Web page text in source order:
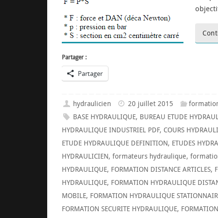
Partager :
Partager
hydraulicien 20 juillet 2015
BASE HYDRAULIQUE, BUREAU ETUDE
HYDRAULIQUE INDUSTRIEL PDF, COURS
ETUDE HYDRAULIQUE DEFINITION, ETUDES
HYDRAULICIEN, formateurs hydraulique,
HYDRAULIQUE, FORMATION DISTANCE ARTICLES,
HYDRAULIQUE, FORMATION HYDRAULIQUE
MOBILE, FORMATION HYDRAULIQUE
FORMATION SECURITE HYDRAULIQUE,